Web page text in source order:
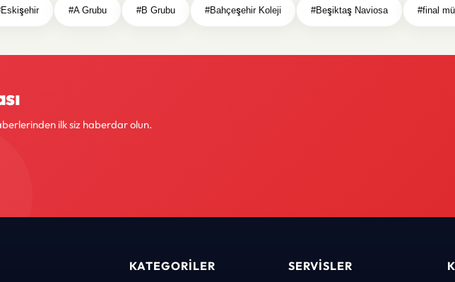
#A Grubu #B Grubu #Bahçeşehir Koleji #Beşiktaş Naviosa #final
ilk siz haberdar olun.
KATEGORILER SERVISLER